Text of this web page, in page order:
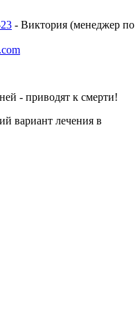
- Виктория (менеджер по
- приводят к смерти!
вариант лечения в